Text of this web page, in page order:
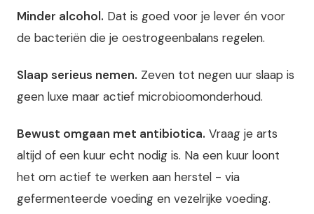
Minder alcohol. Dat is goed voor je lever én voor
de bacteriën die je oestrogeenbalans regelen.
Slaap serieus nemen. Zeven tot negen uur slaap is
geen luxe maar actief microbioomonderhoud.
Bewust omgaan met antibiotica. Vraag je arts
altijd of een kuur echt nodig is. Na een kuur loont
het om actief te werken aan herstel - via
gefermenteerde voeding en vezelrijke voeding.